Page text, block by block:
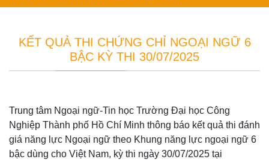
KẾT QUẢ THI CHỨNG CHỈ NGOẠI NGỮ 6
BẬC KỲ THI 30/07/2025
Trung tâm Ngoại ngữ-Tin học Trường Đại học Công
Nghiệp Thành phố Hồ Chí Minh thông báo kết quả thi đánh
giá năng lực Ngoại ngữ theo Khung năng lực ngoại ngữ 6
bậc dùng cho Việt Nam, kỳ thi ngày 30/07/2025 tại